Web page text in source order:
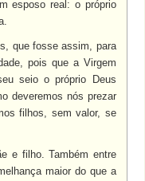
esposo real: o próprio
que fosse assim, para
pois que a Virgem
seio o próprio Deus
deveremos nós prezar
filhos, sem valor, se
e filho. Também entre
maior do que a